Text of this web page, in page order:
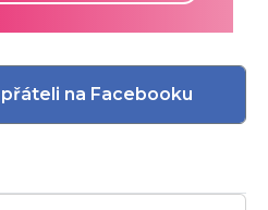
na Facebooku